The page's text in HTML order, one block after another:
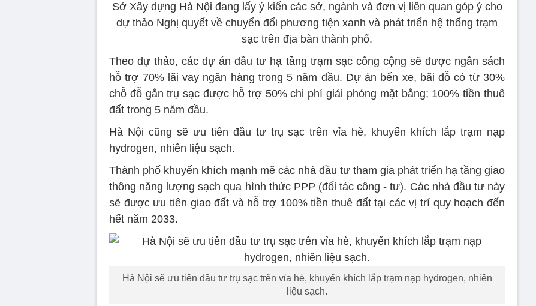
Sở Xây dựng Hà Nội đang lấy ý kiến các sở, ngành và đơn vị liên quan góp ý cho
dự thảo Nghị quyết về chuyển đổi phương tiện xanh và phát triển hệ thống trạm
sạc trên địa bàn thành phố.
Theo dự thảo, các dự án đầu tư hạ tầng trạm sạc công cộng sẽ được ngân sách
hỗ trợ 70% lãi vay ngân hàng trong 5 năm đầu. Dự án bến xe, bãi đỗ có từ 30%
chỗ đỗ gắn trụ sạc được hỗ trợ 50% chi phí giải phóng mặt bằng; 100% tiền thuê
đất trong 5 năm đầu.
Hà Nội cũng sẽ ưu tiên đầu tư trụ sạc trên vỉa hè, khuyến khích lắp trạm nạp
hydrogen, nhiên liệu sạch.
Thành phố khuyến khích mạnh mẽ các nhà đầu tư tham gia phát triển hạ tầng giao
thông năng lượng sạch qua hình thức PPP (đối tác công - tư). Các nhà đầu tư này
sẽ được ưu tiên giao đất và hỗ trợ 100% tiền thuê đất tại các vị trí quy hoạch đến
hết năm 2033.
Hà Nội sẽ ưu tiên đầu tư trụ sạc trên vỉa hè, khuyến khích lắp trạm nạp hydrogen, nhiên
liệu sạch.